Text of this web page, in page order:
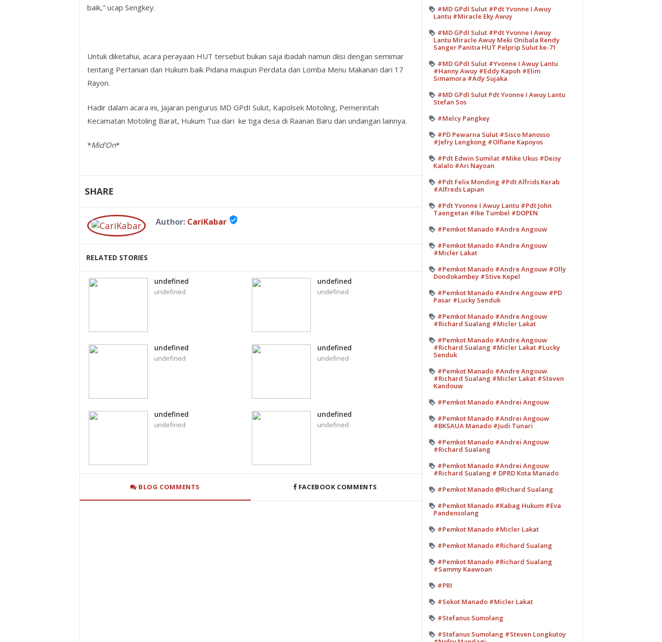
baik," ucap Sengkey.
Untuk diketahui, acara perayaan HUT tersebut bukan saja ibadah namun diisi dengan semimar
tentang Pertanian dan Hukum baik Pidana maupun Perdata dan Lomba Menu Makanan dari 17
Rayon.
Hadir dalam acara ini, Jajaran pengurus MD GPdI Sulut, Kapolsek Motoling, Pemerintah
Kecamatan Motoling Barat, Hukum Tua dari ke tiga desa di Raanan Baru dan undangan lainnya.
*Mid'On*
SHARE
Author: CariKabar verified_user
RELATED STORIES
undefined
undefined
undefined
undefined
undefined
undefined
undefined
undefined
undefined
undefined
undefined
undefined
BLOG COMMENTS FACEBOOK COMMENTS
#MD GPdI Sulut #Pdt Yvonne I Awuy
Lantu #Miracle Eky Awuy
#MD GPdI Sulut #Pdt Yvonne I Awuy
Lantu Miracle Awuy Meki Onibala Rendy
Sanger Panitia HUT Pelprip Sulut ke-71
#MD GPdI Sulut #Yvonne I Awuy Lantu
#Hanny Awuy #Eddy Kapoh #Elim
Simamora #Ady Sujaka
#MD GPdI Sulut Pdt Yvonne I Awuy Lantu
Stefan Sos
#Melcy Pangkey
#PD Pewarna Sulut #Sisco Manosso
#Jefry Lengkong #Olfiane Kapoyos
#Pdt Edwin Sumilat #Mike Ukus #Deisy
Kalalo #Ari Nayoan
#Pdt Felix Monding #Pdt Alfrids Kerab
#Alfreds Lapian
#Pdt Yvonne I Awuy Lantu #Pdt John
Taengetan #Ike Tumbel #DOPEN
#Pemkot Manado #Andre Angouw
#Pemkot Manado #Andre Angouw
#Micler Lakat
#Pemkot Manado #Andre Angouw #Olly
Dondokambey #Stive Kepel
#Pemkot Manado #Andre Angouw #PD
Pasar #Lucky Senduk
#Pemkot Manado #Andre Angouw
#Richard Sualang #Micler Lakat
#Pemkot Manado #Andre Angouw
#Richard Sualang #Micler Lakat #Lucky
Senduk
#Pemkot Manado #Andre Angouw
#Richard Sualang #Micler Lakat #Steven
Kandouw
#Pemkot Manado #Andrei Angouw
#Pemkot Manado #Andrei Angouw
#BKSAUA Manado #Judi Tunari
#Pemkot Manado #Andrei Angouw
#Richard Sualang
#Pemkot Manado #Andrei Angouw
#Richard Sualang # DPRD Kota Manado
#Pemkot Manado @Richard Sualang
#Pemkot Manado #Kabag Hukum #Eva
Pandensolang
#Pemkot Manado #Micler Lakat
#Pemkot Manado #Richard Sualang
#Pemkot Manado #Richard Sualang
#Sammy Kaawoan
#PRI
#Sekot Manado #Micler Lakat
#Stefanus Sumolang
#Stefanus Sumolang #Steven Longkutoy